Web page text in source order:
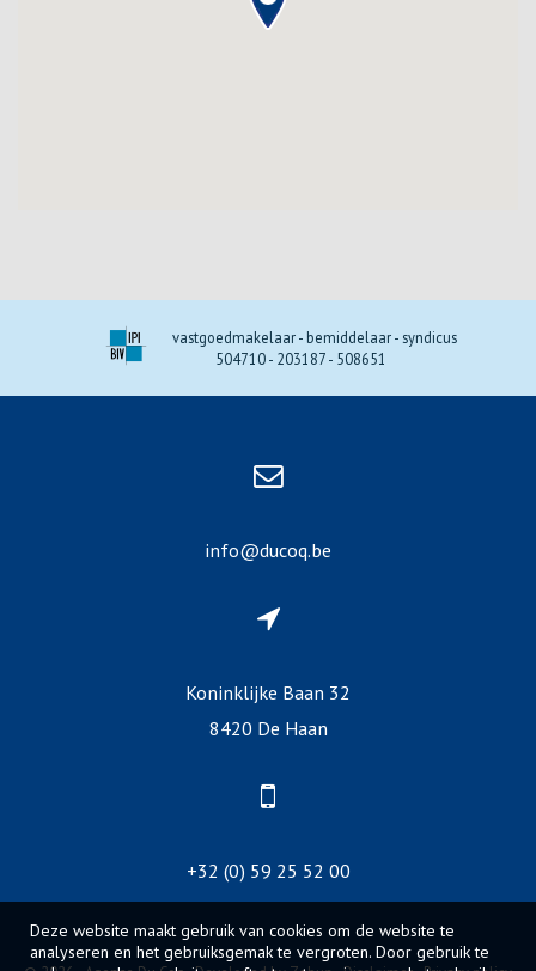
vastgoedmakelaar - bemiddelaar - syndicus
504710 - 203187 - 508651
info@ducoq.be
Koninklijke Baan 32
8420 De Haan
+32 (0) 59 25 52 00
Deze website maakt gebruik van cookies om de website te
analyseren en het gebruiksgemak te vergroten. Door gebruik te